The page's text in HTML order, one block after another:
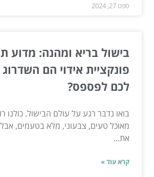
ספט 27, 2024
בישול בריא ומהנה: מדוע
פונקציית אידוי הם
לכם לפספס?
בואו נדבר רגע על עולם הבישול. כולנו
מאוכל טעים, צבעוני, מלא בטעמים,
את...
קרא עוד »